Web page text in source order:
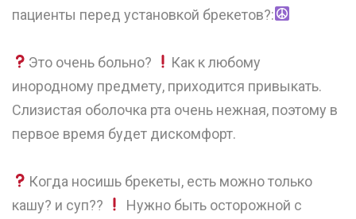
пациенты перед установкой брекетов?:
Это очень больно?
Как к любому
инородному предмету, приходится привыкать.
Слизистая оболочка рта очень нежная, поэтому в
первое время будет дискомфорт.
Когда носишь брекеты, есть можно только
кашу? и суп??
Нужно быть осторожной с